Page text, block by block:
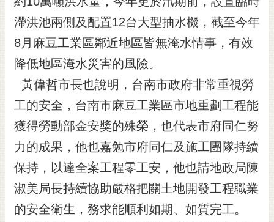
日
本
隱
及
安
全
政
策
網
資
滯洪池兩側及配置12台大型抽水機，截至今年
8月麻豆工業區鄰近地區皆無淹水情事，有效
降低地區淹水災害的風險。
黃偉哲市長也說明，台南市政府非常重視勞
工的安全，台南市麻豆工業區市地重劃工程能
獲得勞動部金安獎的殊榮，也代表市府同仁努
力的成果，他也嘉勉市府同仁及施工團隊持續
保持，以達全案工程零工安，他也請地政局陳
淑美局長持續協助嚴格把關土地開發工程職業
的安全衛生，務求能順利如期、如質完工。